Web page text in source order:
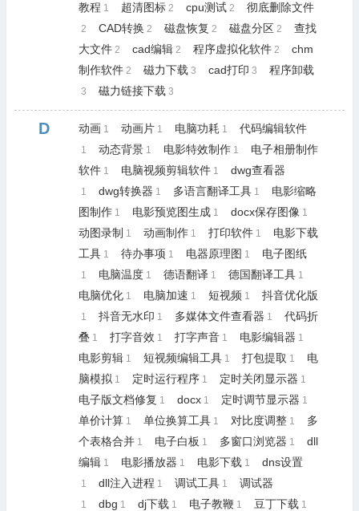
教程 1 超清图标 2 cpu测试 2 彻底删除文件
2 CAD转换 2 磁盘恢复 2 磁盘分区 2
查找
大文件 2 cad编辑 2 程序虚拟化软件 2
chm
制作软件 2 磁力下载 3 cad打印 3 程序卸载
3 磁力链接下载 3
D 动画 1 动画片 1 电脑功耗 1 代码编辑软件
1 动态背景 1 电影特效制作 1
电子相册制作
软件 1 电脑视频剪辑软件 1 dwg查看器
1 dwg转换器 1 多语言翻译工具 1
电影缩略
图制作 1 电影预览图生成 1 docx保存图像 1
动图录制 1 动画制作 1 打印软件 1
电影下载
工具 1 待办事项 1 电器原理图 1 电子图纸
1 电脑温度 1 德语翻译 1 德国翻译工具 1
电脑优化 1 电脑加速 1 短视频 1 抖音优化版
1 抖音无水印 1 多媒体文件查看器 1
代码折
叠 1 打字音效 1 打字声音 1 电影编辑器 1
电影剪辑 1 短视频编辑工具 1 打包提取 1
电
脑模拟 1 定时运行程序 1 定时关闭显示器 1
电子版文档修复 1 docx 1 定时调节显示器 1
单价计算 1 单位换算工具 1 对比度调整 1
多
个表格合并 1 电子白板 1 多窗口浏览器 1
dll
编辑 1 电影播放器 1 电影下载 1 dns设置
1 dll注入进程 1 调试工具 1 调试器
1 dbg 1 dj下载 1 电子教鞭 1 豆丁下载 1